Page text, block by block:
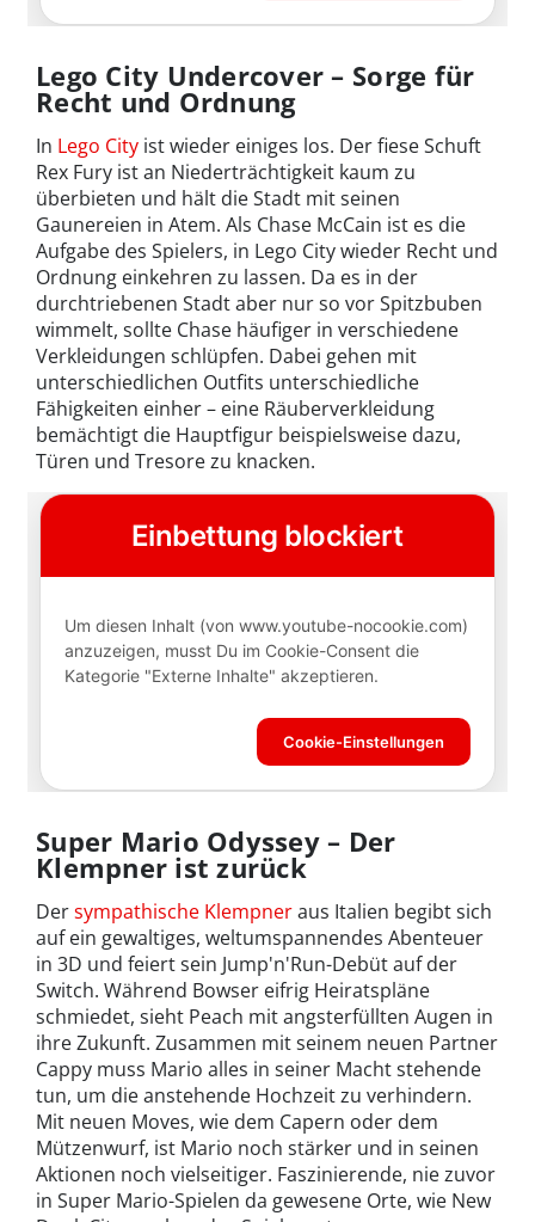
Lego City Undercover – Sorge für
Recht und Ordnung
In Lego City ist wieder einiges los. Der fiese Schuft
Rex Fury ist an Niederträchtigkeit kaum zu
überbieten und hält die Stadt mit seinen
Gaunereien in Atem. Als Chase McCain ist es die
Aufgabe des Spielers, in Lego City wieder Recht und
Ordnung einkehren zu lassen. Da es in der
durchtriebenen Stadt aber nur so vor Spitzbuben
wimmelt, sollte Chase häufiger in verschiedene
Verkleidungen schlüpfen. Dabei gehen mit
unterschiedlichen Outfits unterschiedliche
Fähigkeiten einher – eine Räuberverkleidung
bemächtigt die Hauptfigur beispielsweise dazu,
Türen und Tresore zu knacken.
Super Mario Odyssey – Der
Klempner ist zurück
Dersympathische Klempneraus Italien begibt sich
auf ein gewaltiges, weltumspannendes Abenteuer
in 3D und feiert sein Jump'n'Run-Debüt auf der
Switch. Während Bowser eifrig Heiratspläne
schmiedet, sieht Peach mit angsterfüllten Augen in
ihre Zukunft. Zusammen mit seinem neuen Partner
Cappy muss Mario alles in seiner Macht stehende
tun, um die anstehende Hochzeit zu verhindern.
Mit neuen Moves, wie dem Capern oder dem
Mützenwurf, ist Mario noch stärker und in seinen
Aktionen noch vielseitiger. Faszinierende, nie zuvor
in Super Mario-Spielen da gewesene Orte, wie New